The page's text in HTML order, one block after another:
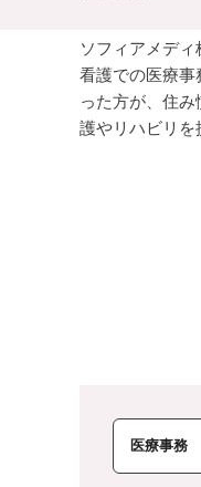
ソフィアメデ
看護での医療
った方が、住
護やリハビリを